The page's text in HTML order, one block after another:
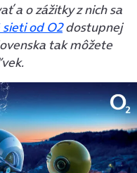
a o zážitky z nich sa
od O2dostupnej
tak môžete